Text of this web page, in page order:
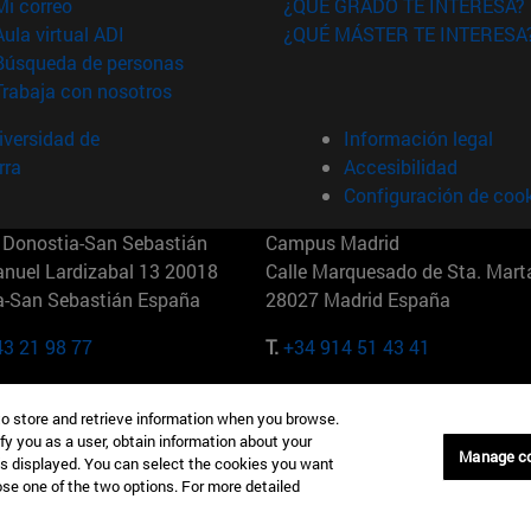
correo
virtual ADI (abre en nueva ventana)
de personas(abre en nueva ventana)
con nosotros(abre en nueva ventana)
¿QUÉ GRADO TE INTERESA?
¿QUÉ MÁSTER TE
de
Información legal
Accesibilidad
Configuración de
San Sebastián
Lardizabal 13 20018
San Sebastián España
21 98 77
Campus Madrid
Calle Marquesado de Sta.
28027 Madrid España
T.+34 914 51 43 41
St 10019-2201 Nueva York
346 8850
Maria-Theresia-Straße 15
Múnich Alemania
T.+49 89 24209790
store and retrieve information when you browse.
you as a user, obtain information about your
displayed. You can select the cookies you want
one of the two options. For more detailed
Manage